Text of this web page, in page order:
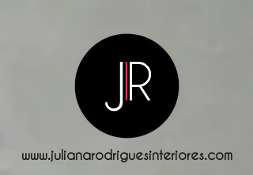
www.julianarodriguesinteriores.com